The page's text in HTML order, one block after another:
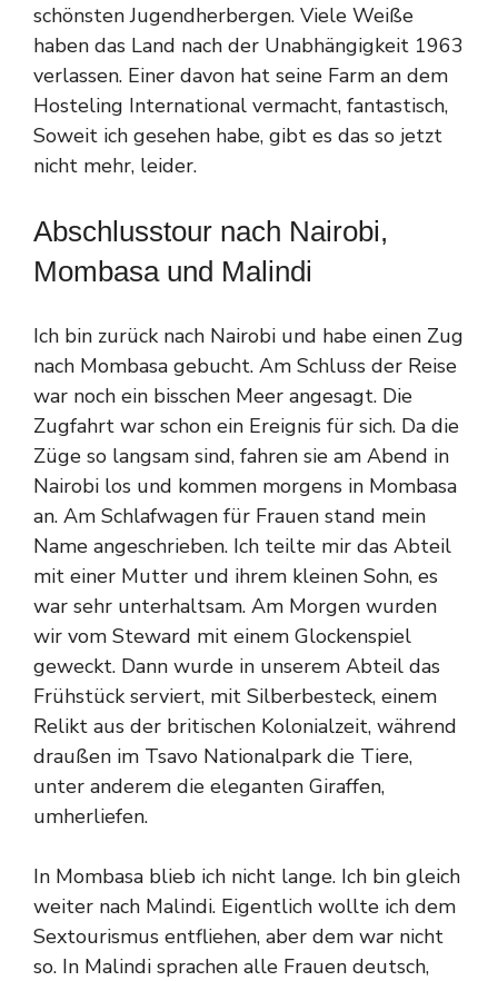
schönsten Jugendherbergen. Viele Weiße
haben das Land nach der Unabhängigkeit 1963
verlassen. Einer davon hat seine Farm an dem
Hosteling International vermacht, fantastisch,
Soweit ich gesehen habe, gibt es das so jetzt
nicht mehr, leider.
Abschlusstour nach Nairobi,
Mombasa und Malindi
Ich bin zurück nach Nairobi und habe einen Zug
nach Mombasa gebucht. Am Schluss der Reise
war noch ein bisschen Meer angesagt. Die
Zugfahrt war schon ein Ereignis für sich. Da die
Züge so langsam sind, fahren sie am Abend in
Nairobi los und kommen morgens in Mombasa
an. Am Schlafwagen für Frauen stand mein
Name angeschrieben. Ich teilte mir das Abteil
mit einer Mutter und ihrem kleinen Sohn, es
war sehr unterhaltsam. Am Morgen wurden
wir vom Steward mit einem Glockenspiel
geweckt. Dann wurde in unserem Abteil das
Frühstück serviert, mit Silberbesteck, einem
Relikt aus der britischen Kolonialzeit, während
draußen im Tsavo Nationalpark die Tiere,
unter anderem die eleganten Giraffen,
umherliefen.
In Mombasa blieb ich nicht lange. Ich bin gleich
weiter nach Malindi. Eigentlich wollte ich dem
Sextourismus entfliehen, aber dem war nicht
so. In Malindi sprachen alle Frauen deutsch,